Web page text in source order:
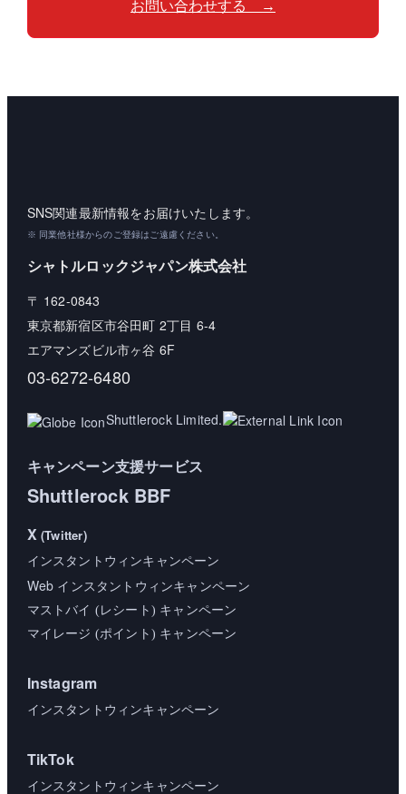
お問い合わせする →
SNS関連最新情報をお届けいたします。
※ 同業他社様からのご登録はご遠慮ください。
シャトルロックジャパン株式会社
〒 162-0843
東京都新宿区市谷田町 2丁目 6-4
エアマンズビル市ヶ谷 6F
03-6272-6480
Shuttlerock Limited.
キャンペーン支援サービス
Shuttlerock BBF
X (Twitter)
インスタントウィンキャンペーン
Web インスタントウィンキャンペーン
マストバイ (レシート) キャンペーン
マイレージ (ポイント) キャンペーン
Instagram
インスタントウィンキャンペーン
TikTok
インスタントウィンキャンペーン